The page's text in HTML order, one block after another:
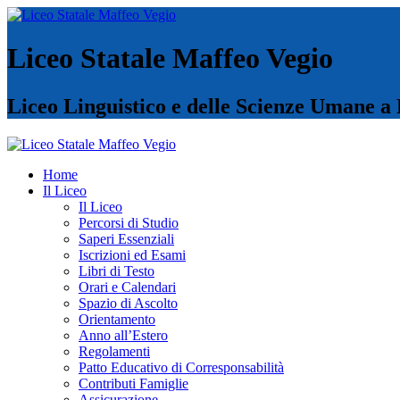
Liceo Statale Maffeo Vegio
Liceo Linguistico e delle Scienze Umane a
Home
Il Liceo
Il Liceo
Percorsi di Studio
Saperi Essenziali
Iscrizioni ed Esami
Libri di Testo
Orari e Calendari
Spazio di Ascolto
Orientamento
Anno all’Estero
Regolamenti
Patto Educativo di Corresponsabilità
Contributi Famiglie